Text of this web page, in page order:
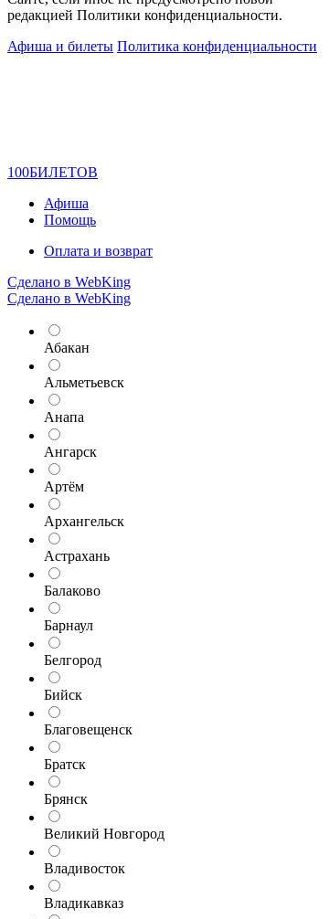
редакцией Политики конфиденциальности.
Афиша и билеты Политика конфиденциальности
100БИЛЕТОВ
Афиша
Помощь
Оплата и возврат
Сделано в WebKing
Сделано в WebKing
Абакан
Альметьевск
Анапа
Ангарск
Артём
Архангельск
Астрахань
Балаково
Барнаул
Белгород
Бийск
Благовещенск
Братск
Брянск
Великий Новгород
Владивосток
Владикавказ